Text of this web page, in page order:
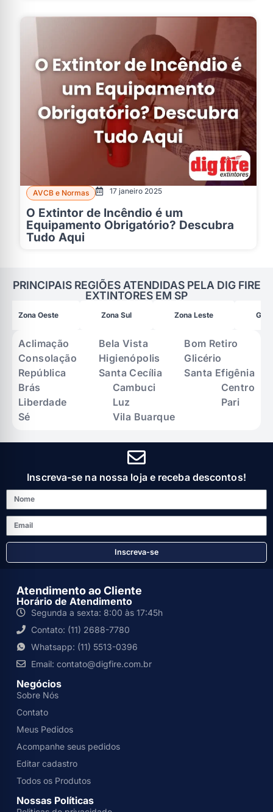
AVCB e Normas 17 janeiro 2025
O Extintor de Incêndio é um
Equipamento Obrigatório? Descubra
Tudo Aqui
PRINCIPAIS REGIÕES ATENDIDAS PELA DIG FIRE
EXTINTORES EM SP
Zona Oeste Zona Sul Zona Leste
Aclimação
Consolação
República
Bela Vista
Higienópolis
Santa Cecília
Bom Retiro
Glicério
Santa Efigênia
Brás
Liberdade
Sé
Cambuci
Luz
Vila Buarque
Centro
Pari
Inscreva-se na nossa loja e receba descontos!
Inscreva-se
Atendimento ao Cliente
Horário de Atendimento
Segunda a sexta: 8:00 às 17:45h
Contato: (11) 2688-7780
Whatsapp: (11) 5513-0396
Email: contato@digfire.com.br
Negócios
Sobre Nós
Contato
Meus Pedidos
Acompanhe seus pedidos
Editar cadastro
Todos os Produtos
Nossas Políticas